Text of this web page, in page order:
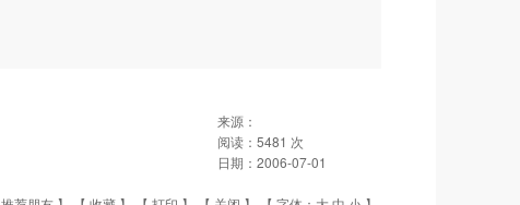
来源：
阅读： 5481 次
日期： 2006-07-01